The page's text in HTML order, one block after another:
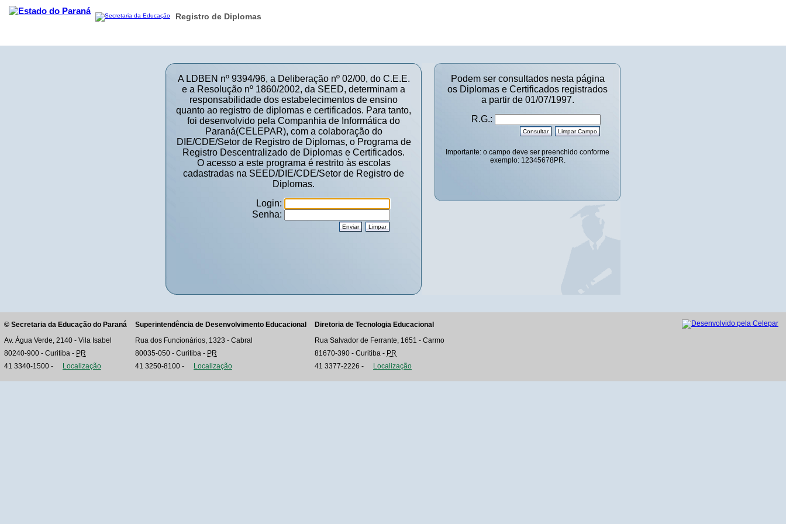
Registro de Diplomas
A LDBEN nº 9394/96, a Deliberação nº 02/00, do C.E.E.
e a Resolução nº 1860/2002, da SEED, determinam a
responsabilidade dos estabelecimentos de ensino
quanto ao registro de diplomas e certificados. Para tanto,
foi desenvolvido pela Companhia de Informática do
Paraná(CELEPAR), com a colaboração do
DIE/CDE/Setor de Registro de Diplomas, o Programa de
Registro Descentralizado de Diplomas e Certificados.
O acesso a este programa é restrito às escolas
cadastradas na SEED/DIE/CDE/Setor de Registro de
Diplomas.
Login:
Senha:
Podem ser consultados nesta página
os Diplomas e Certificados registrados
a partir de 01/07/1997.
R.G.:
Importante: o campo deve ser preenchido conforme
exemplo: 12345678PR.
© Secretaria da Educação do Paraná
Av. Água Verde, 2140 - Vila Isabel
80240-900 - Curitiba - PR
41 3340-1500 - Localização
Superintendência de Desenvolvimento Educacional
Rua dos Funcionários, 1323 - Cabral
80035-050 - Curitiba - PR
41 3250-8100 - Localização
Diretoria de Tecnologia Educacional
Rua Salvador de Ferrante, 1651 - Carmo
81670-390 - Curitiba - PR
41 3377-2226 - Localização